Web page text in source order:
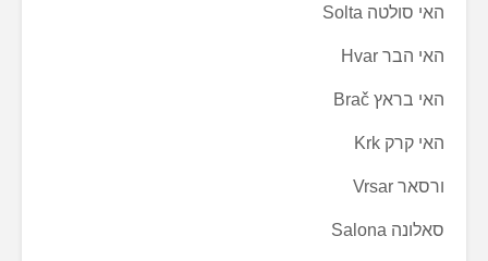
האי סולטה Solta
האי הבר Hvar
האי בראץ Brač
האי קרק Krk
ורסאר Vrsar
סאלונה Salona